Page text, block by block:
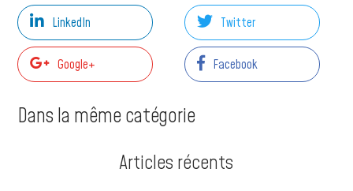
LinkedIn Twitter
Google+ Facebook
Dans la même catégorie
Articles récents